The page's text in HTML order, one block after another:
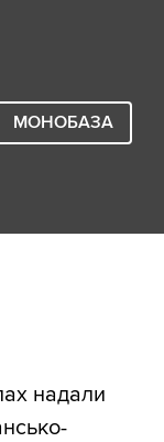
МОНОБАЗА
надали